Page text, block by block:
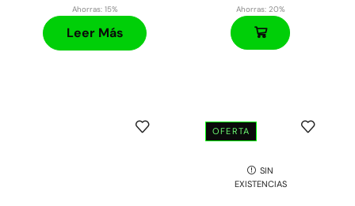
Ahorras:15%
Leer Más
Ahorras:20%
OFERTA
SIN
EXISTENCIAS